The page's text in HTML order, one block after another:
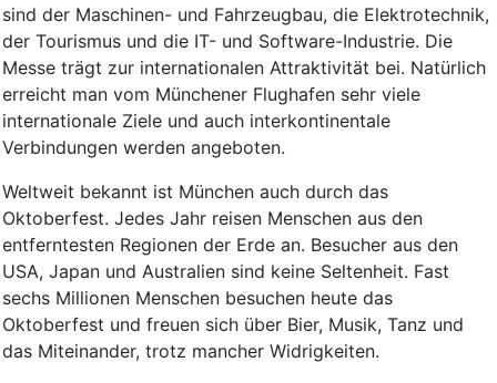
sind der Maschinen- und Fahrzeugbau, die Elektrotechnik,
der Tourismus und die IT- und Software-Industrie. Die
Messe trägt zur internationalen Attraktivität bei. Natürlich
erreicht man vom Münchener Flughafen sehr viele
internationale Ziele und auch interkontinentale
Verbindungen werden angeboten.
Weltweit bekannt ist München auch durch das
Oktoberfest. Jedes Jahr reisen Menschen aus den
entferntesten Regionen der Erde an. Besucher aus den
USA, Japan und Australien sind keine Seltenheit. Fast
sechs Millionen Menschen besuchen heute das
Oktoberfest und freuen sich über Bier, Musik, Tanz und
das Miteinander, trotz mancher Widrigkeiten.